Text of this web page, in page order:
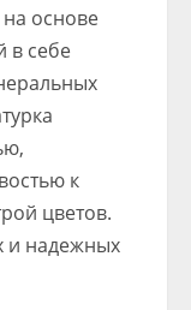
основе
в себе
к
цветов.
и надежных